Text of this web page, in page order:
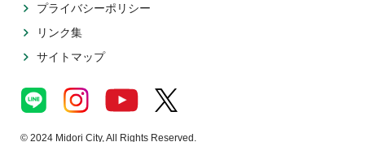
プライバシーポリシー
リンク集
サイトマップ
© 2024 Midori City, All Rights Reserved.